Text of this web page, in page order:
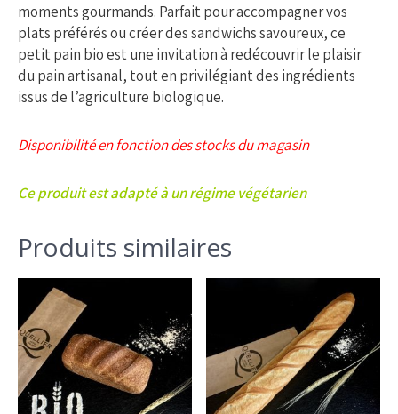
moments gourmands. Parfait pour accompagner vos
plats préférés ou créer des sandwichs savoureux, ce
petit pain bio est une invitation à redécouvrir le plaisir
du pain artisanal, tout en privilégiant des ingrédients
issus de l’agriculture biologique.
Disponibilité en fonction des stocks du magasin
Ce produit est adapté à un régime végétarien
Produits similaires